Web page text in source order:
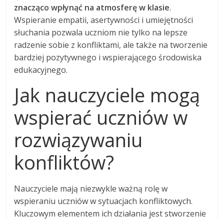
znacząco wpłynąć na atmosferę w klasie.
Wspieranie empatii, asertywności i umiejętności
słuchania pozwala uczniom nie tylko na lepsze
radzenie sobie z konfliktami, ale także na tworzenie
bardziej pozytywnego i wspierającego środowiska
edukacyjnego.
Jak nauczyciele mogą
wspierać uczniów w
rozwiązywaniu
konfliktów?
Nauczyciele mają niezwykle ważną rolę w
wspieraniu uczniów w sytuacjach konfliktowych.
Kluczowym elementem ich działania jest stworzenie